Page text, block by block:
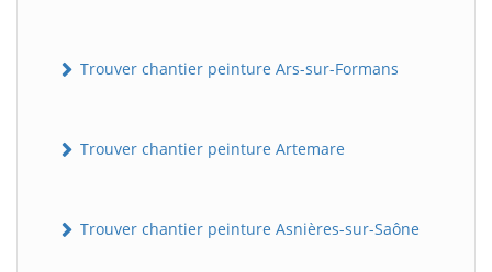
Trouver chantier peinture Ars-sur-Formans
Trouver chantier peinture Artemare
Trouver chantier peinture Asnières-sur-Saône